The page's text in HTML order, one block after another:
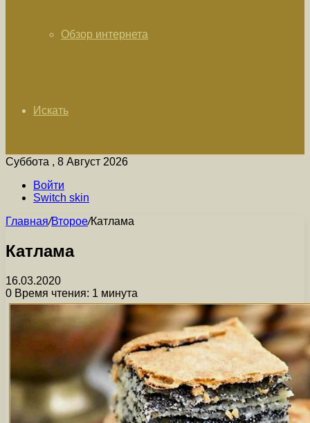
Обзор интернета
Искать
Суббота , 8 Август 2026
Войти
Switch skin
Главная/Второе/Катлама
Катлама
16.03.2020
0 Время чтения: 1 минута